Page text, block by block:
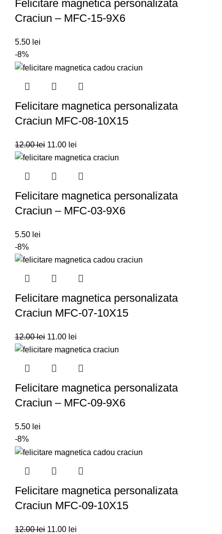
Felicitare magnetica personalizata
Craciun – MFC-15-9X6
5.50 lei
-8%
Felicitare magnetica personalizata
Craciun MFC-08-10X15
12.00lei 11.00 lei
Felicitare magnetica personalizata
Craciun – MFC-03-9X6
5.50 lei
-8%
Felicitare magnetica personalizata
Craciun MFC-07-10X15
12.00lei 11.00 lei
Felicitare magnetica personalizata
Craciun – MFC-09-9X6
5.50 lei
-8%
Felicitare magnetica personalizata
Craciun MFC-09-10X15
12.00lei 11.00 lei